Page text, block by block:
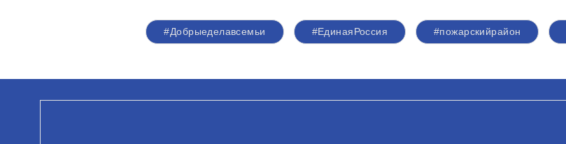
#Добрыеделавсемьи #ЕдинаяРоссия #пожарскийрайон